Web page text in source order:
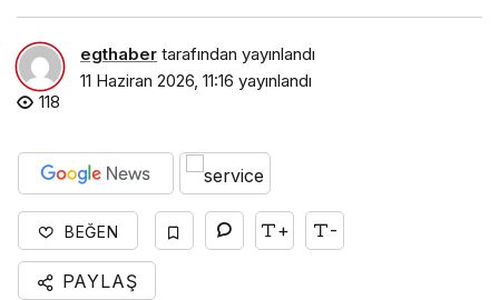
egthaber tarafından yayınlandı
11 Haziran 2026, 11:16 yayınlandı
118
BEĞEN + -
PAYLAŞ